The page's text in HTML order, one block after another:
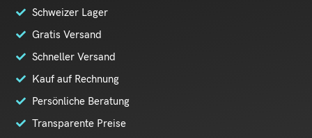
Schweizer Lager
Gratis Versand
Schneller Versand
Kauf auf Rechnung
Persönliche Beratung
Transparente Preise